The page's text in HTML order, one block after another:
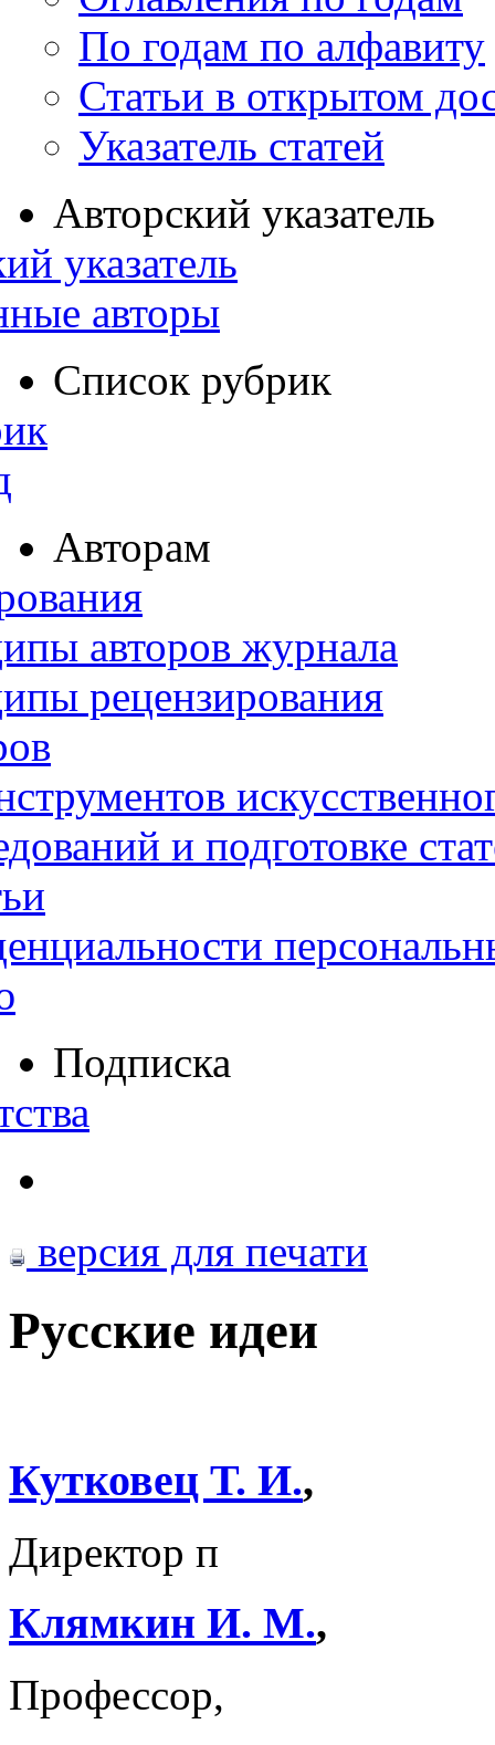
По годам по алфавиту
Статьи в открытом
Указатель статей
Авторский указатель
указатель
авторы
Список рубрик
Авторам
авторов журнала
рецензирования
и подготовке
Подписка
версия для печати
Русские идеи
Кутковец Т. И.,
Директор п
Клямкин И. М.,
Профессор,